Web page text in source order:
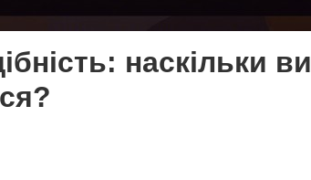
наскільки ви